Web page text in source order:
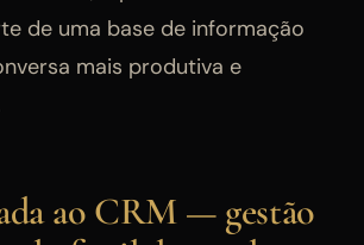
de uma base de informação
mais produtiva e
ao CRM — gestão